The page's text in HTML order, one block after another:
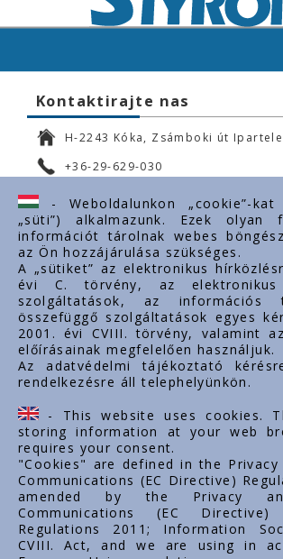
Kontaktirajte nas
H-2243 Kóka, Zsámboki út
+36-29-629-030
ertekesites@styron.hu
export@styron.hu
www.styron.hu
Važni linkovi
O nama
Dokumenti
Kontakt
Karijera
- Weboldalunkon „cookie”-kat
„süti”) alkalmazunk. Ezek olyan
információt tárolnak webes
az Ön hozzájárulása szükséges.
A „sütiket” az elektronikus
évi C. törvény, az elektronikus
szolgáltatások, az információs
összefüggő szolgáltatások egyes
2001. évi CVIII. törvény, valamint
előírásainak megfelelően használjuk.
Az adatvédelmi tájékoztató
rendelkezésre áll telephelyünkön.
- This website uses cookies.
storing information at your web
requires your consent.
"Cookies" are defined in the Privacy
Communications (EC Directive)
amended by the Privacy
Communications (EC Directive)
Regulations 2011; Information
CVIII. Act, and we are using in